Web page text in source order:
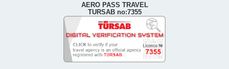
AERO PASS TRAVEL
TURSAB no:7355